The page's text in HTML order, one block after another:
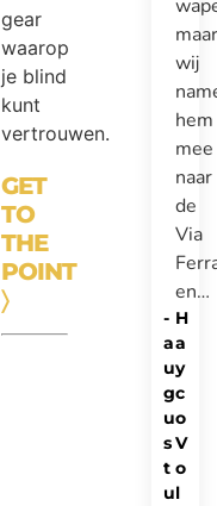
gear
waarop
je blind
kunt
vertrouwen.
GET
TO
THE
POINT
〉
maar
wij
hem
mee
naar
de
Via
en…
H
a
y
c
o
V
o
l
-
a
u
g
u
s
t
u